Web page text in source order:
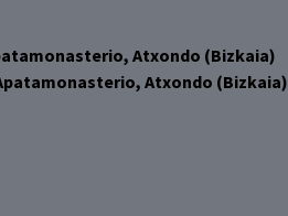
Atxondo (Bizkaia)
Atxondo (Bizkaia)